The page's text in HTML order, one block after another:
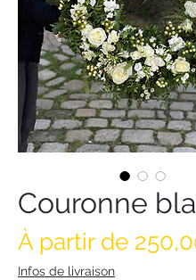
Couronne
À partir de
Infos de livraison